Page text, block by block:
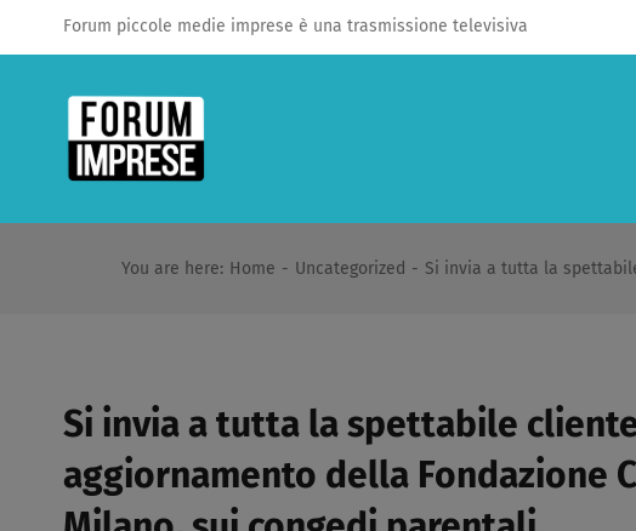
al
contenuto
Forum piccole medie imprese è una trasmissione televisiva
You are here: Home - Uncategorized - Si invia a tutta la
Si invia a tutta la spettabile
aggiornamento della Fondazione